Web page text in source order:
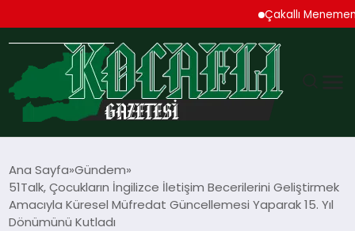
Çakallı Menemeni
TEKNOLOJI
Ana Sayfa Gündem
51Talk, Çocukların İngilizce İletişim Becerilerini Geliştirmek
Amacıyla Küresel Müfredat Güncellemesi Yaparak 15. Yıl
Dönümünü Kutladı